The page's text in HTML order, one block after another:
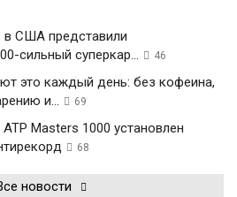
в США представили
сильный суперкар...
46
это каждый день: без кофеина,
и...
69
Masters 1000 установлен
68
новости